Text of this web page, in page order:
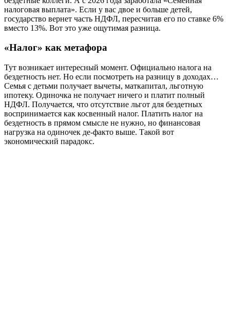
налоговая выплата». Если у вас двое и больше детей,
государство вернет часть НДФЛ, пересчитав его по ставке 6%
вместо 13%. Вот это уже ощутимая разница.
«Налог» как метафора
Тут возникает интересный момент. Официально налога на
бездетность нет. Но если посмотреть на разницу в доходах…
Семья с детьми получает вычеты, маткапитал, льготную
ипотеку. Одиночка не получает ничего и платит полный
НДФЛ. Получается, что отсутствие льгот для бездетных
воспринимается как косвенный налог. Платить налог на
бездетность в прямом смысле не нужно, но финансовая
нагрузка на одиночек де-факто выше. Такой вот
экономический парадокс.